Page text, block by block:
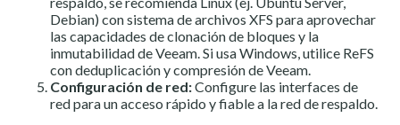
Debian) con sistema de archivos XFS para aprovechar
las capacidades de clonación de bloques y la
inmutabilidad de Veeam. Si usa Windows, utilice ReFS
con deduplicación y compresión de Veeam.
Configuración de red:Configure las interfaces de
red para un acceso rápido y fiable a la red de respaldo.